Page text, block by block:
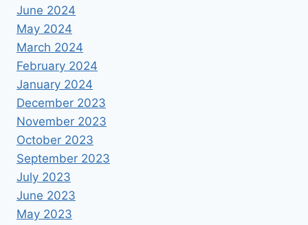
June 2024
May 2024
March 2024
February 2024
January 2024
December 2023
November 2023
October 2023
September 2023
July 2023
June 2023
May 2023